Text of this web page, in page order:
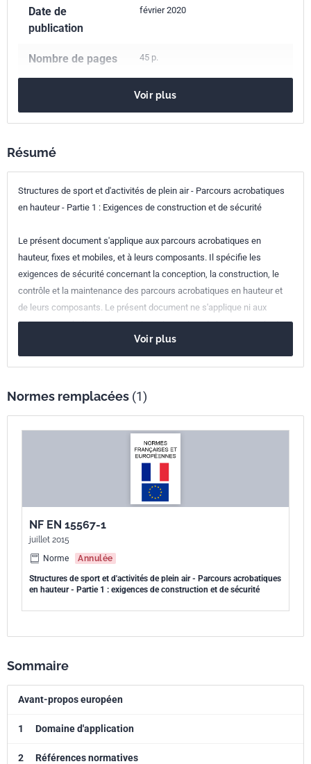
Date de
publication
février 2020
Nombre de pages 45 p.
Codes ICS
97.220.10
Indice de
classement
S52-902-1
Numéro de tirage 1
Parenté
européenne
Voir plus
Résumé
Structures de sport et d'activités de plein air - Parcours acrobatiques
en hauteur - Partie 1 : Exigences de construction et de sécurité
Le présent document s'applique aux parcours acrobatiques en
hauteur, fixes et mobiles, et à leurs composants. Il spécifie les
exigences de sécurité concernant la conception, la construction, le
contrôle et la maintenance des parcours acrobatiques en hauteur et
de leurs composants. Le présent document ne s'applique ni aux
parcours acrobatiques temporaires ni aux aires de jeux pour enfants
(voir toutes les parties de la NF EN 1176) .
Voir plus
Normes remplacées (1)
NF EN 15567-1
juillet 2015
Norme
Annulée
Structures de sport et d'activités de plein air - Parcours acrobatiques
en hauteur - Partie 1 : exigences de construction et de sécurité
Sommaire
Avant-propos européen
1 Domaine d'application
2 Références normatives